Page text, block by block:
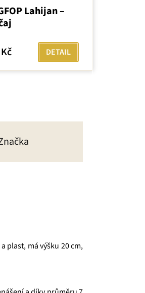
Lahijan –
DETAIL
plast, má výšku 20 cm,